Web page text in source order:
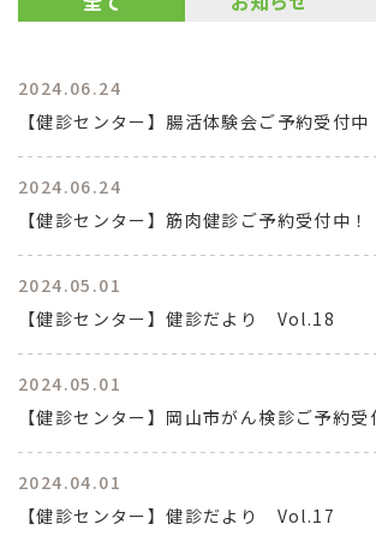
2024.06.24
【健診センター】腸活体験会ご予約受付中
2024.06.24
【健診センター】筋肉健診ご予約受付中！
2024.05.01
【健診センター】健診だより Vol.18
2024.05.01
【健診センター】岡山市がん検診ご予約受
2024.04.01
【健診センター】健診だより Vol.17